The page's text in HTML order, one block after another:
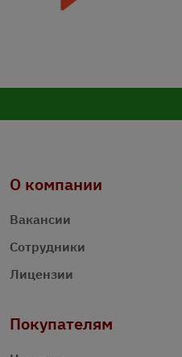
О компании
Вакансии
Сотрудники
Лицензии
Покупателям